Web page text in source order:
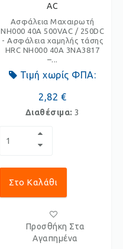
AC
Ασφάλεια Μαχαιρωτή
NH000 40A 500VAC / 250DC
- Ασφάλεια χαμηλής τάσης
HRC NH000 40A 3NA3817
–...
Τιμή χωρίς ΦΠΑ:
2,82 €
Διαθέσιμα: 3
Στο Καλάθι
Προσθήκη Στα
Αγαπημένα